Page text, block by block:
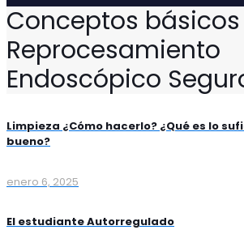
Conceptos
Reprocesamiento
Endoscópico
Limpieza ¿Cómo hacerlo? ¿Qué es lo
bueno?
enero 6, 2025
El estudiante Autorregulado